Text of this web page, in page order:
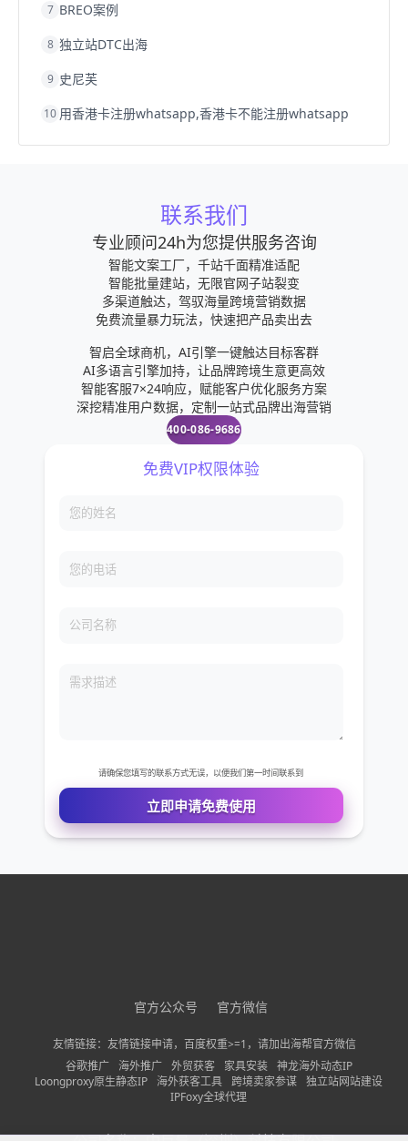
7 BREO案例
8 独立站DTC出海
9 史尼芙
10 用香港卡注册whatsapp,香港卡不能注册whatsapp
联系我们
专业顾问24h为您提供服务咨询
智能文案工厂，千站千面精准适配
智能批量建站，无限官网子站裂变
多渠道触达，驾驭海量跨境营销数据
免费流量暴力玩法，快速把产品卖出去
智启全球商机，AI引擎一键触达目标客群
AI多语言引擎加持，让品牌跨境生意更高效
智能客服7×24响应，赋能客户优化服务方案
深挖精准用户数据，定制一站式品牌出海营销
400-086-9686
免费VIP权限体验
公司名称
官方公众号 官方微信
友情链接：友情链接申请，百度权重>=1，请加出海帮官方微信
谷歌推广
海外推广 外贸获客 家具安装
神龙海外动态IP
Loongproxy原生静态IP 海外获客工具 跨境卖家参谋 独立站网站建设
IPFoxy全球代理